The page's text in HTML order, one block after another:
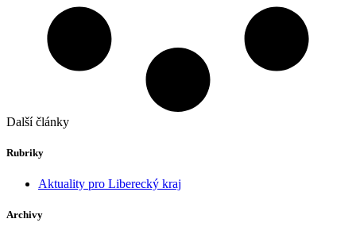
Další články
Rubriky
Aktuality pro Liberecký kraj
Archivy